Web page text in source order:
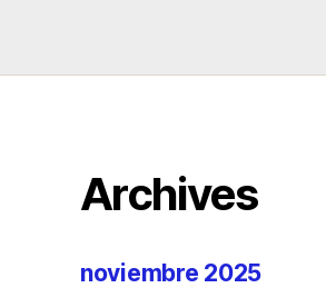
Archives
noviembre 2025